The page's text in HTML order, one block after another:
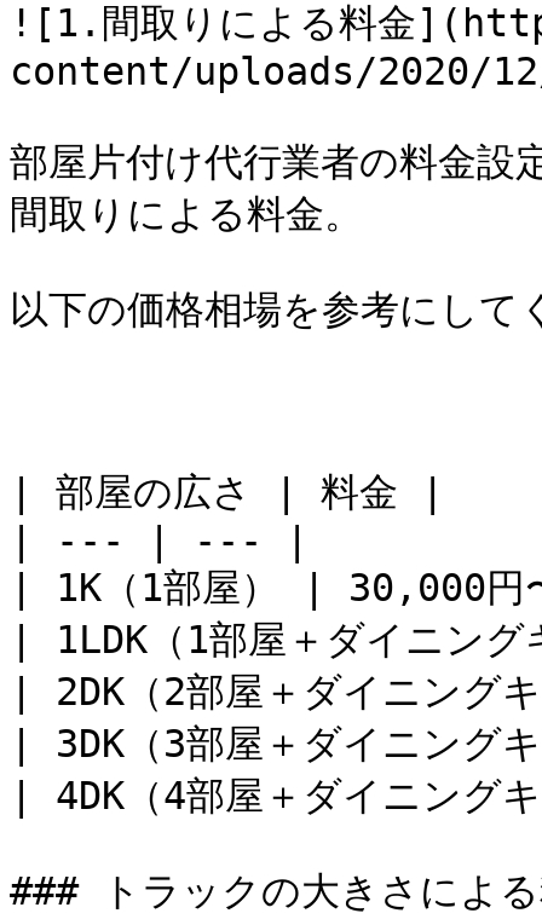
![1.間取りによる料金
content/uploads/2020/
部屋片付け代行業者の料金設
間取りによる料金。
以下の価格相場を参考にして
| 部屋の広さ | 料金 |
| --- | --- |
| 1K（1部屋） | 30,000
| 1LDK（1部屋＋ダイニ
| 2DK（2部屋＋ダイニン
| 3DK（3部屋＋ダイニン
| 4DK（4部屋＋ダイニン
### トラックの大きさによ